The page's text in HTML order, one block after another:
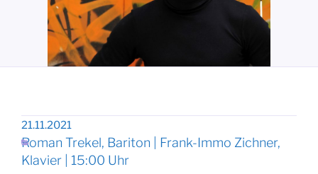
21.11.2021
Roman Trekel, Bariton | Frank-Immo Zichner,
Klavier | 15:00 Uhr